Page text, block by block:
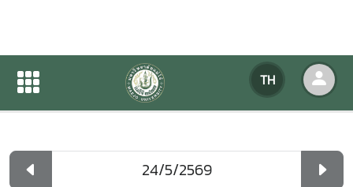
TH
ปฏิทินกิจกรรมของหน่วยงาน
ปฏิทินกิจกรรมของหน่วยงาน